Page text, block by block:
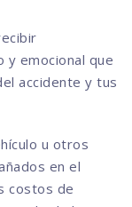
y emocional que
accidente y tus
u otros
en el
costos de